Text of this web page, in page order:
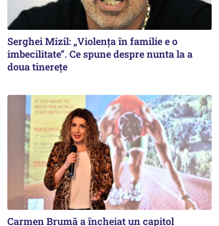
Serghei Mizil: „Violența în familie e o
imbecilitate”. Ce spune despre nunta la a
doua tinerețe
Carmen Brumă a încheiat un capitol